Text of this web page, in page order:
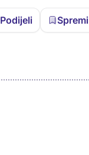
Podijeli Spremi